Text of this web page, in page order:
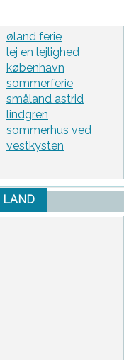
øland ferie
lej en lejlighed
københavn
sommerferie
småland astrid
lindgren
sommerhus ved
vestkysten
LAND